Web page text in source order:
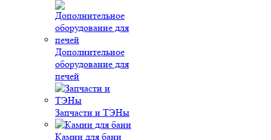
Дополнительное
оборудование для
печей
Запчасти и ТЭНы
Камни для бани